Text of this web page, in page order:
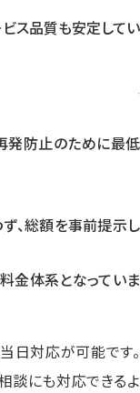
ス品質も安定してい
在しますが、当社は
発防止のために最低
、総額を事前提示し
金体系となっていま
日対応が可能です。
談にも対応できるよ